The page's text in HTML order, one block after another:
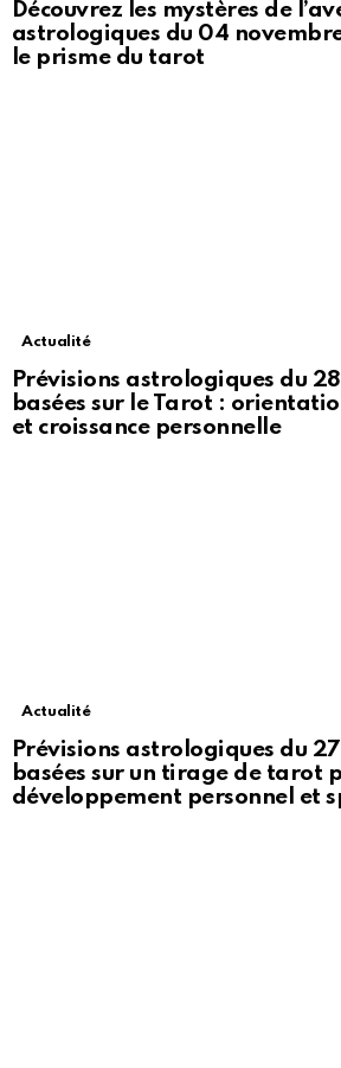
Découvrez les mystères de
astrologiques du 04
le prisme du tarot
Actualité
Prévisions astrologiques du
basées sur le Tarot :
et croissance personnelle
Actualité
Prévisions astrologiques du
basées sur un tirage de tarot
développement personnel et